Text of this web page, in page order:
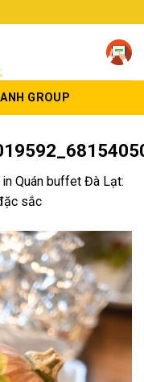
GROUP
in Quán buffet Đà Lạt:
sắc